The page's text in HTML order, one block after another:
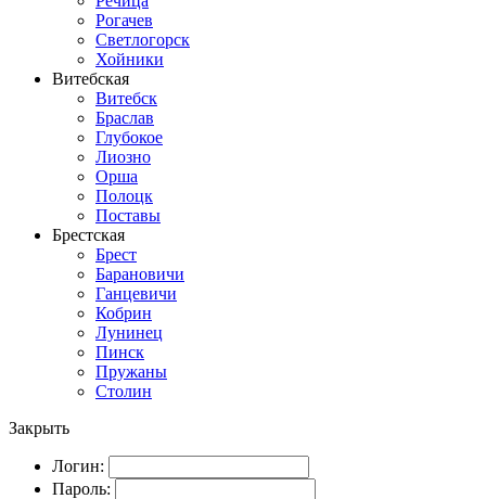
Рогачев
Светлогорск
Хойники
Витебская
Витебск
Браслав
Глубокое
Лиозно
Орша
Полоцк
Поставы
Брестская
Брест
Барановичи
Ганцевичи
Кобрин
Лунинец
Пинск
Пружаны
Столин
Закрыть
Логин:
Пароль: